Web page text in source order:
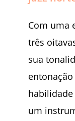
Com uma
três
sua
um